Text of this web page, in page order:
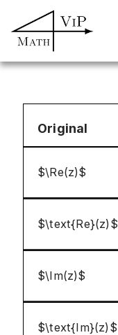
Zum
Inhalt
Original
$\Re(z)$
$\text{Re}(z)$
$\Im(z)$
$\text{Im}(z)$